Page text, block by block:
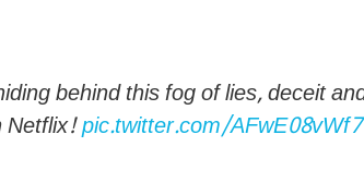
behind this fog of lies, deceit
Netflix!pic.twitter.com/AFwE08vWf7